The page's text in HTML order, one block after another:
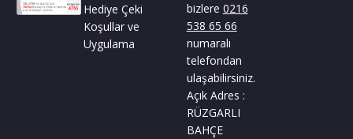
Hediye Çeki
Koşullar ve
Uygulama
bizlere 0216
538 65 66
numaralı
telefondan
ulaşabilirsiniz.
Açık Adres :
RÜZGARLI
BAHÇE